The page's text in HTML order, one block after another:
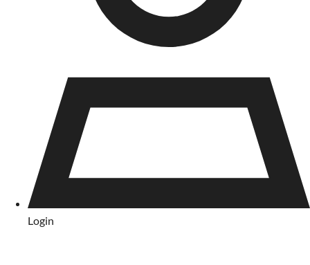
Login